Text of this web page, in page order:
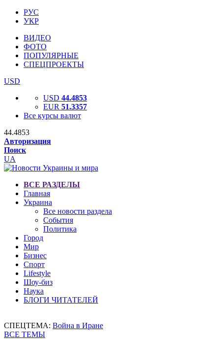
РУС
УКР
ВИДЕО
ФОТО
ПОПУЛЯРНЫЕ
СПЕЦПРОЕКТЫ
USD
USD 44.4853
EUR 51.3357
Все курсы валют
44.4853
Авторизация
Поиск
UA
ВСЕ РАЗДЕЛЫ
Главная
Украина
Все новости раздела
События
Политика
Город
Мир
Бизнес
Спорт
Lifestyle
Шоу-биз
Наука
БЛОГИ ЧИТАТЕЛЕЙ
СПЕЦТЕМА: Война в Иране
ВСЕ ТЕМЫ